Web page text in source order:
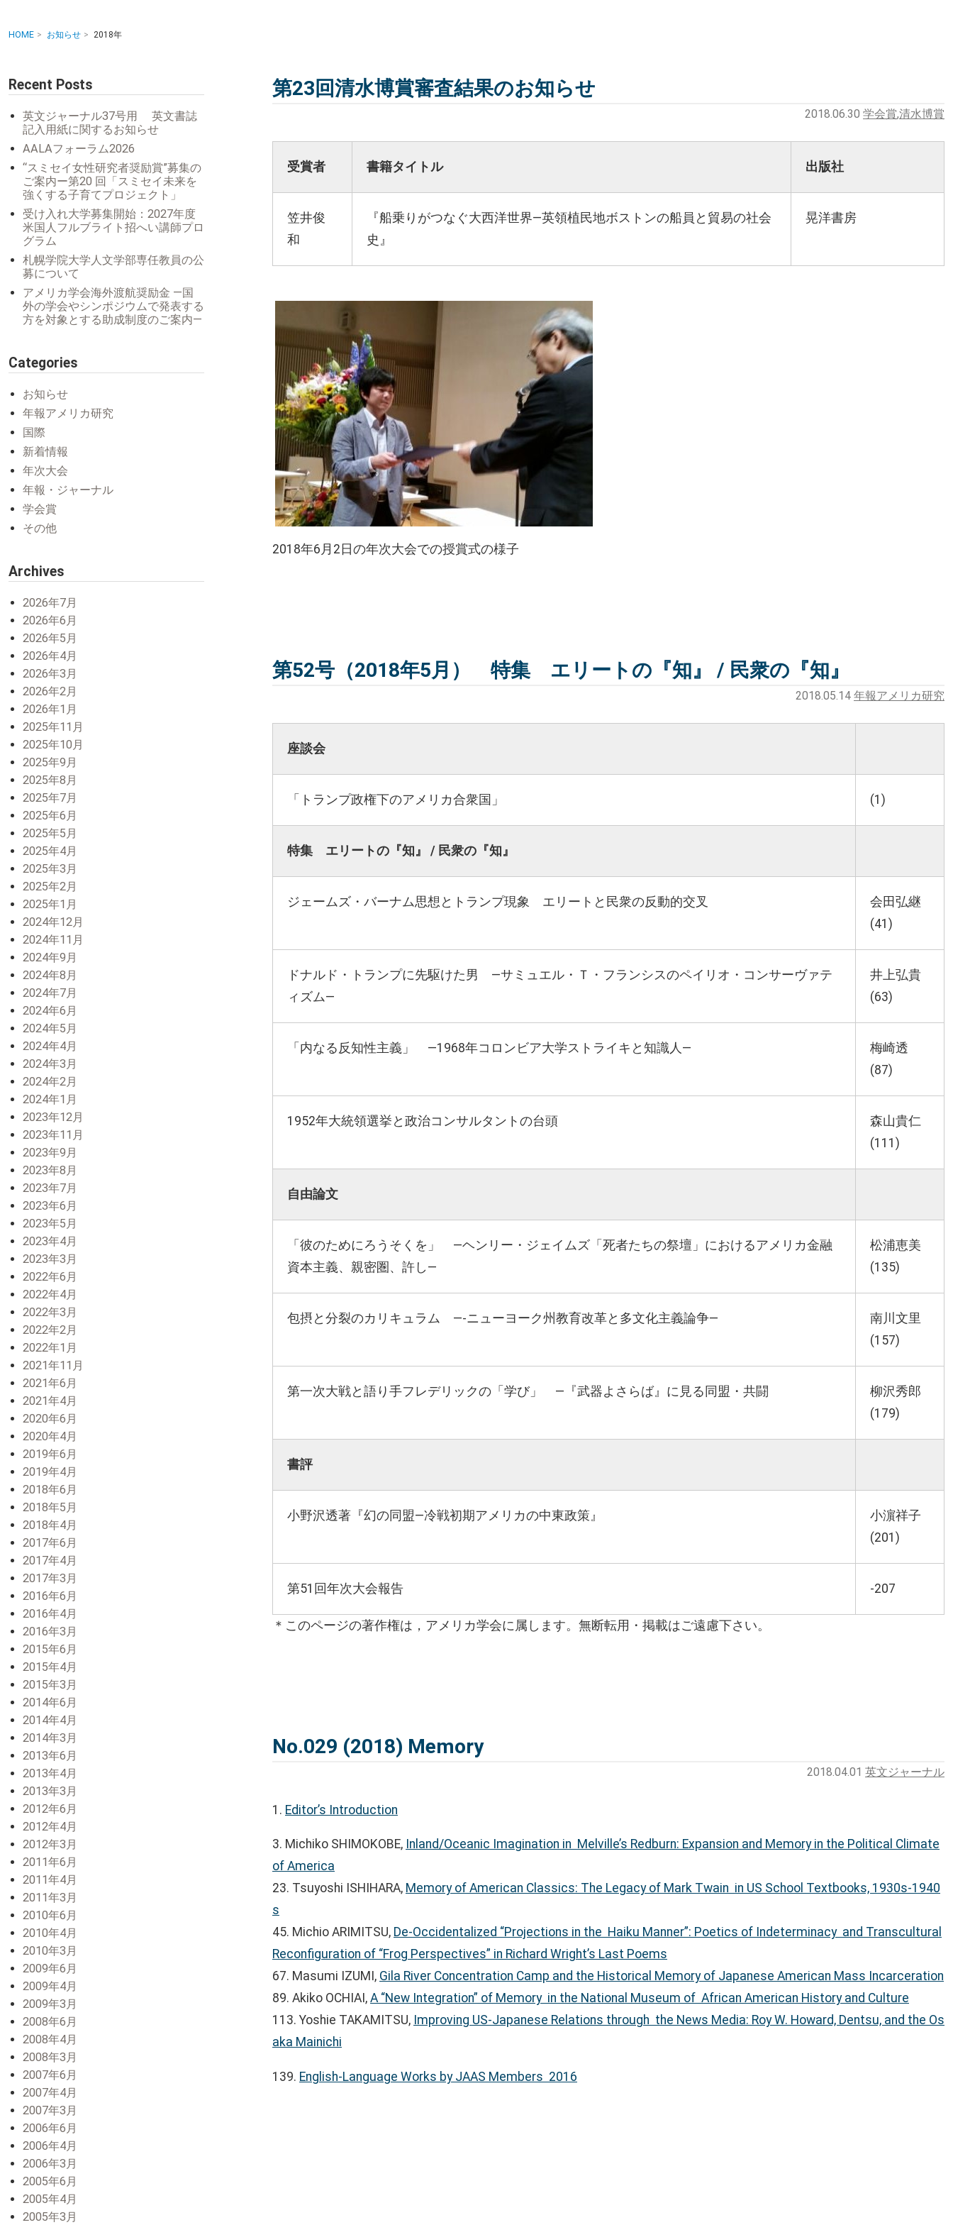
HOME お知らせ 2018年
第23回清水博賞審査結果のお知らせ
2018.06.30 学会賞,清水博賞
受賞者 書籍タイトル 出版社
笠井俊
和
『船乗りがつなぐ大西洋世界―英領植民地ボストンの船員と貿易の社会
史』
晃洋書房
2018年6月2日の年次大会での授賞式の様子
第52号（2018年5月） 特集 エリートの『知』 / 民衆の『知』
2018.05.14 年報アメリカ研究
座談会
「トランプ政権下のアメリカ合衆国」 (1)
特集 エリートの『知』 / 民衆の『知』
ジェームズ・バーナム思想とトランプ現象 エリートと民衆の反動的交叉
会田弘継
(41)
ドナルド・トランプに先駆けた男 ―サミュエル・Ｔ・フランシスのペイリオ・コンサーヴァテ
ィズム―
井上弘貴
(63)
「内なる反知性主義」 ―1968年コロンビア大学ストライキと知識人―
梅崎透
(87)
1952年大統領選挙と政治コンサルタントの台頭
森山貴仁
(111)
自由論文
「彼のためにろうそくを」 ―ヘンリー・ジェイムズ「死者たちの祭壇」におけるアメリカ金融
資本主義、親密圏、許し―
松浦恵美
(135)
包摂と分裂のカリキュラム ―-ニューヨーク州教育改革と多文化主義論争―
南川文里
(157)
第一次大戦と語り手フレデリックの「学び」 ―『武器よさらば』に見る同盟・共闘
柳沢秀郎
(179)
書評
小野沢透著『幻の同盟―冷戦初期アメリカの中東政策』
小濵祥子
(201)
第51回年次大会報告 -207
＊このページの著作権は，アメリカ学会に属します。無断転用・掲載はご遠慮下さい。
No.029 (2018) Memory
2018.04.01 英文ジャーナル
1. Editor’s Introduction
3. Michiko SHIMOKOBE, Inland/Oceanic Imagination in Melville’s Redburn: Expansion and Memory in the Political Climate
of America
23. Tsuyoshi ISHIHARA, Memory of American Classics: The Legacy of Mark Twain in US School Textbooks, 1930s-1940
s
45. Michio ARIMITSU, De-Occidentalized “Projections in the Haiku Manner”: Poetics of Indeterminacy and Transcultural
Reconfiguration of “Frog Perspectives” in Richard Wright’s Last Poems
67. Masumi IZUMI, Gila River Concentration Camp and the Historical Memory of Japanese American Mass Incarceration
89. Akiko OCHIAI, A “New Integration” of Memory in the National Museum of African American History and Culture
113. Yoshie TAKAMITSU, Improving US-Japanese Relations through the News Media: Roy W. Howard, Dentsu, and the Os
aka Mainichi
139. English-Language Works by JAAS Members 2016
Recent Posts
英文ジャーナル37号用 英文書誌
記入用紙に関するお知らせ
AALAフォーラム2026
“スミセイ女性研究者奨励賞”募集の
ご案内ー第20 回「スミセイ未来を
強くする子育てプロジェクト」
受け入れ大学募集開始：2027年度
米国人フルブライト招へい講師プロ
グラム
札幌学院大学人文学部専任教員の公
募について
アメリカ学会海外渡航奨励金 ―国
外の学会やシンポジウムで発表する
方を対象とする助成制度のご案内―
Categories
お知らせ
年報アメリカ研究
国際
新着情報
年次大会
年報・ジャーナル
学会賞
その他
Archives
2026年7月
2026年6月
2026年5月
2026年4月
2026年3月
2026年2月
2026年1月
2025年11月
2025年10月
2025年9月
2025年8月
2025年7月
2025年6月
2025年5月
2025年4月
2025年3月
2025年2月
2025年1月
2024年12月
2024年11月
2024年9月
2024年8月
2024年7月
2024年6月
2024年5月
2024年4月
2024年3月
2024年2月
2024年1月
2023年12月
2023年11月
2023年9月
2023年8月
2023年7月
2023年6月
2023年5月
2023年4月
2023年3月
2022年6月
2022年4月
2022年3月
2022年2月
2022年1月
2021年11月
2021年6月
2021年4月
2020年6月
2020年4月
2019年6月
2019年4月
2018年6月
2018年5月
2018年4月
2017年6月
2017年4月
2017年3月
2016年6月
2016年4月
2016年3月
2015年6月
2015年4月
2015年3月
2014年6月
2014年4月
2014年3月
2013年6月
2013年4月
2013年3月
2012年6月
2012年4月
2012年3月
2011年6月
2011年4月
2011年3月
2010年6月
2010年4月
2010年3月
2009年6月
2009年4月
2009年3月
2008年6月
2008年4月
2008年3月
2007年6月
2007年4月
2007年3月
2006年6月
2006年4月
2006年3月
2005年6月
2005年4月
2005年3月